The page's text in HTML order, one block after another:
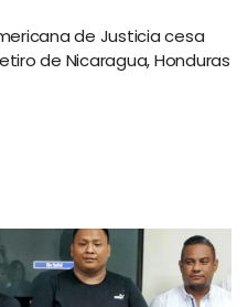
de Justicia cesa
de Nicaragua, Honduras